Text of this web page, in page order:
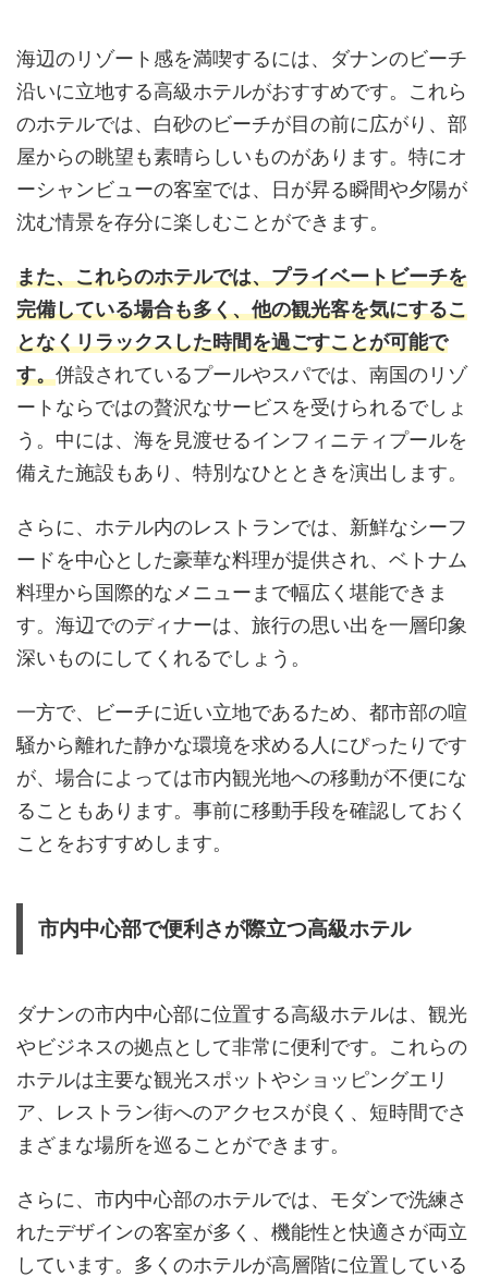
海辺のリゾート感を満喫するには、ダナンのビーチ
沿いに立地する高級ホテルがおすすめです。これら
のホテルでは、白砂のビーチが目の前に広がり、部
屋からの眺望も素晴らしいものがあります。特にオ
ーシャンビューの客室では、日が昇る瞬間や夕陽が
沈む情景を存分に楽しむことができます。
また、これらのホテルでは、プライベートビーチを
完備している場合も多く、他の観光客を気にするこ
となくリラックスした時間を過ごすことが可能で
す。併設されているプールやスパでは、南国のリゾ
ートならではの贅沢なサービスを受けられるでしょ
う。中には、海を見渡せるインフィニティプールを
備えた施設もあり、特別なひとときを演出します。
さらに、ホテル内のレストランでは、新鮮なシーフ
ードを中心とした豪華な料理が提供され、ベトナム
料理から国際的なメニューまで幅広く堪能できま
す。海辺でのディナーは、旅行の思い出を一層印象
深いものにしてくれるでしょう。
一方で、ビーチに近い立地であるため、都市部の喧
騒から離れた静かな環境を求める人にぴったりです
が、場合によっては市内観光地への移動が不便にな
ることもあります。事前に移動手段を確認しておく
ことをおすすめします。
市内中心部で便利さが際立つ高級ホテル
ダナンの市内中心部に位置する高級ホテルは、観光
やビジネスの拠点として非常に便利です。これらの
ホテルは主要な観光スポットやショッピングエリ
ア、レストラン街へのアクセスが良く、短時間でさ
まざまな場所を巡ることができます。
さらに、市内中心部のホテルでは、モダンで洗練さ
れたデザインの客室が多く、機能性と快適さが両立
しています。多くのホテルが高層階に位置している